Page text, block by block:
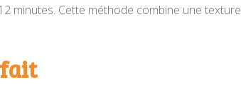
minutes. Cette méthode combine une texture